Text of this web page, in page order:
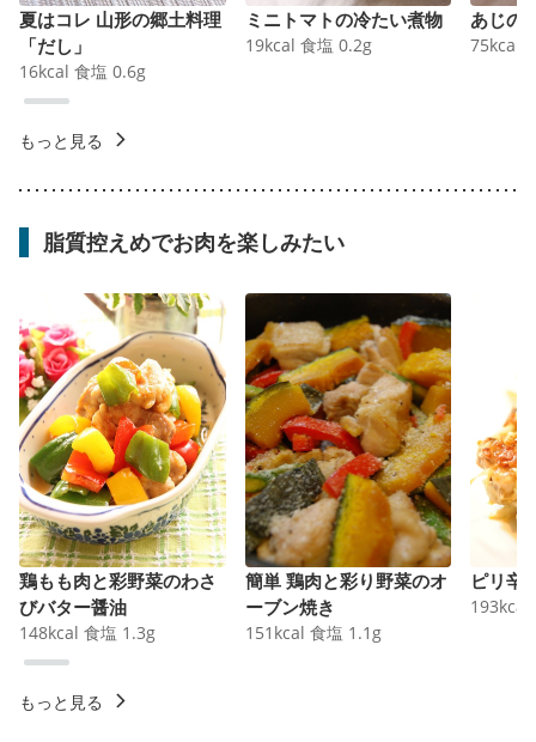
夏はコレ 山形の郷土料理
「だし」
16kcal 食塩 0.6g
ミニトマトの冷たい煮物
19kcal 食塩 0.2g
あじの
75kcal
もっと見る
脂質控えめでお肉を楽しみたい
鶏もも肉と彩野菜のわさ
びバター醤油
148kcal 食塩 1.3g
簡単 鶏肉と彩り野菜のオ
ーブン焼き
151 kcal 食塩 1.1 g
ピリ辛
193kcal
もっと見る